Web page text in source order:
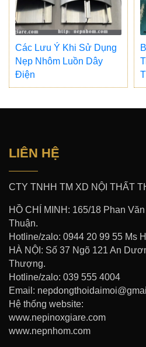
Các Lưu Ý Khi Sử Dụng
Nẹp Nhôm Luồn Dây
Điện
LIÊN HỆ
CTY TNHH TM XD NỘI THẤT
HỒ CHÍ MINH: 165/18 Phan
Thuận.
Hotline/zalo: 0944 20 99 55 Ms
HÀ NỘI: Số 37 Ngõ 121 An
Thượng.
Hotline/zalo: 039 555 4004
Email:
Hệ thống website:
www.nepinoxgiare.com
www.nepnhom.com